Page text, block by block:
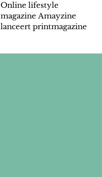
Online lifestyle
magazine Amayzine
lanceert printmagazine